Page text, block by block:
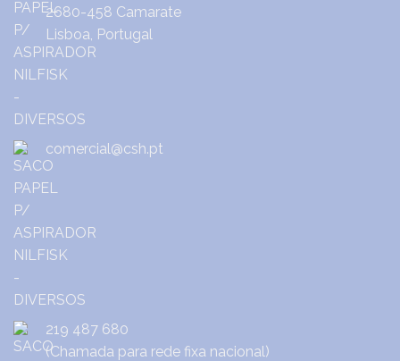
2680-458 Camarate
Lisboa, Portugal
comercial@csh.pt
219 487 680
(Chamada para rede fixa nacional)